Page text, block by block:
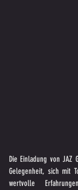
Die Einladung von JAZ
Gelegenheit, sich mit
wertvolle